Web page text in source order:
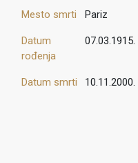
Mesto smrti Pariz
Datum
rođenja
07.03.1915.
Datum smrti 10.11.2000.